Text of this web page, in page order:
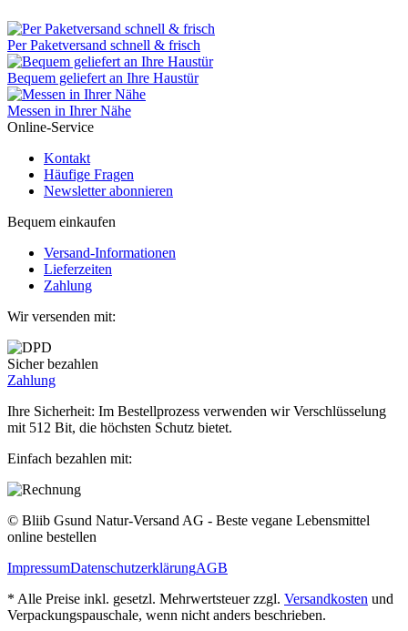
Per Paketversand schnell & frisch
Bequem geliefert an Ihre Haustür
Messen in Ihrer Nähe
Online-Service
Kontakt
Häufige Fragen
Newsletter abonnieren
Bequem einkaufen
Versand-Informationen
Lieferzeiten
Zahlung
Wir versenden mit:
Sicher bezahlen
Zahlung
Ihre Sicherheit: Im Bestellprozess verwenden wir Verschlüsselung
mit 512 Bit, die höchsten Schutz bietet.
Einfach bezahlen mit:
© Bliib Gsund Natur-Versand AG - Beste vegane Lebensmittel
online bestellen
ImpressumDatenschutzerklärungAGB
* Alle Preise inkl. gesetzl. Mehrwertsteuer zzgl. Versandkosten und
Verpackungspauschale, wenn nicht anders beschrieben.